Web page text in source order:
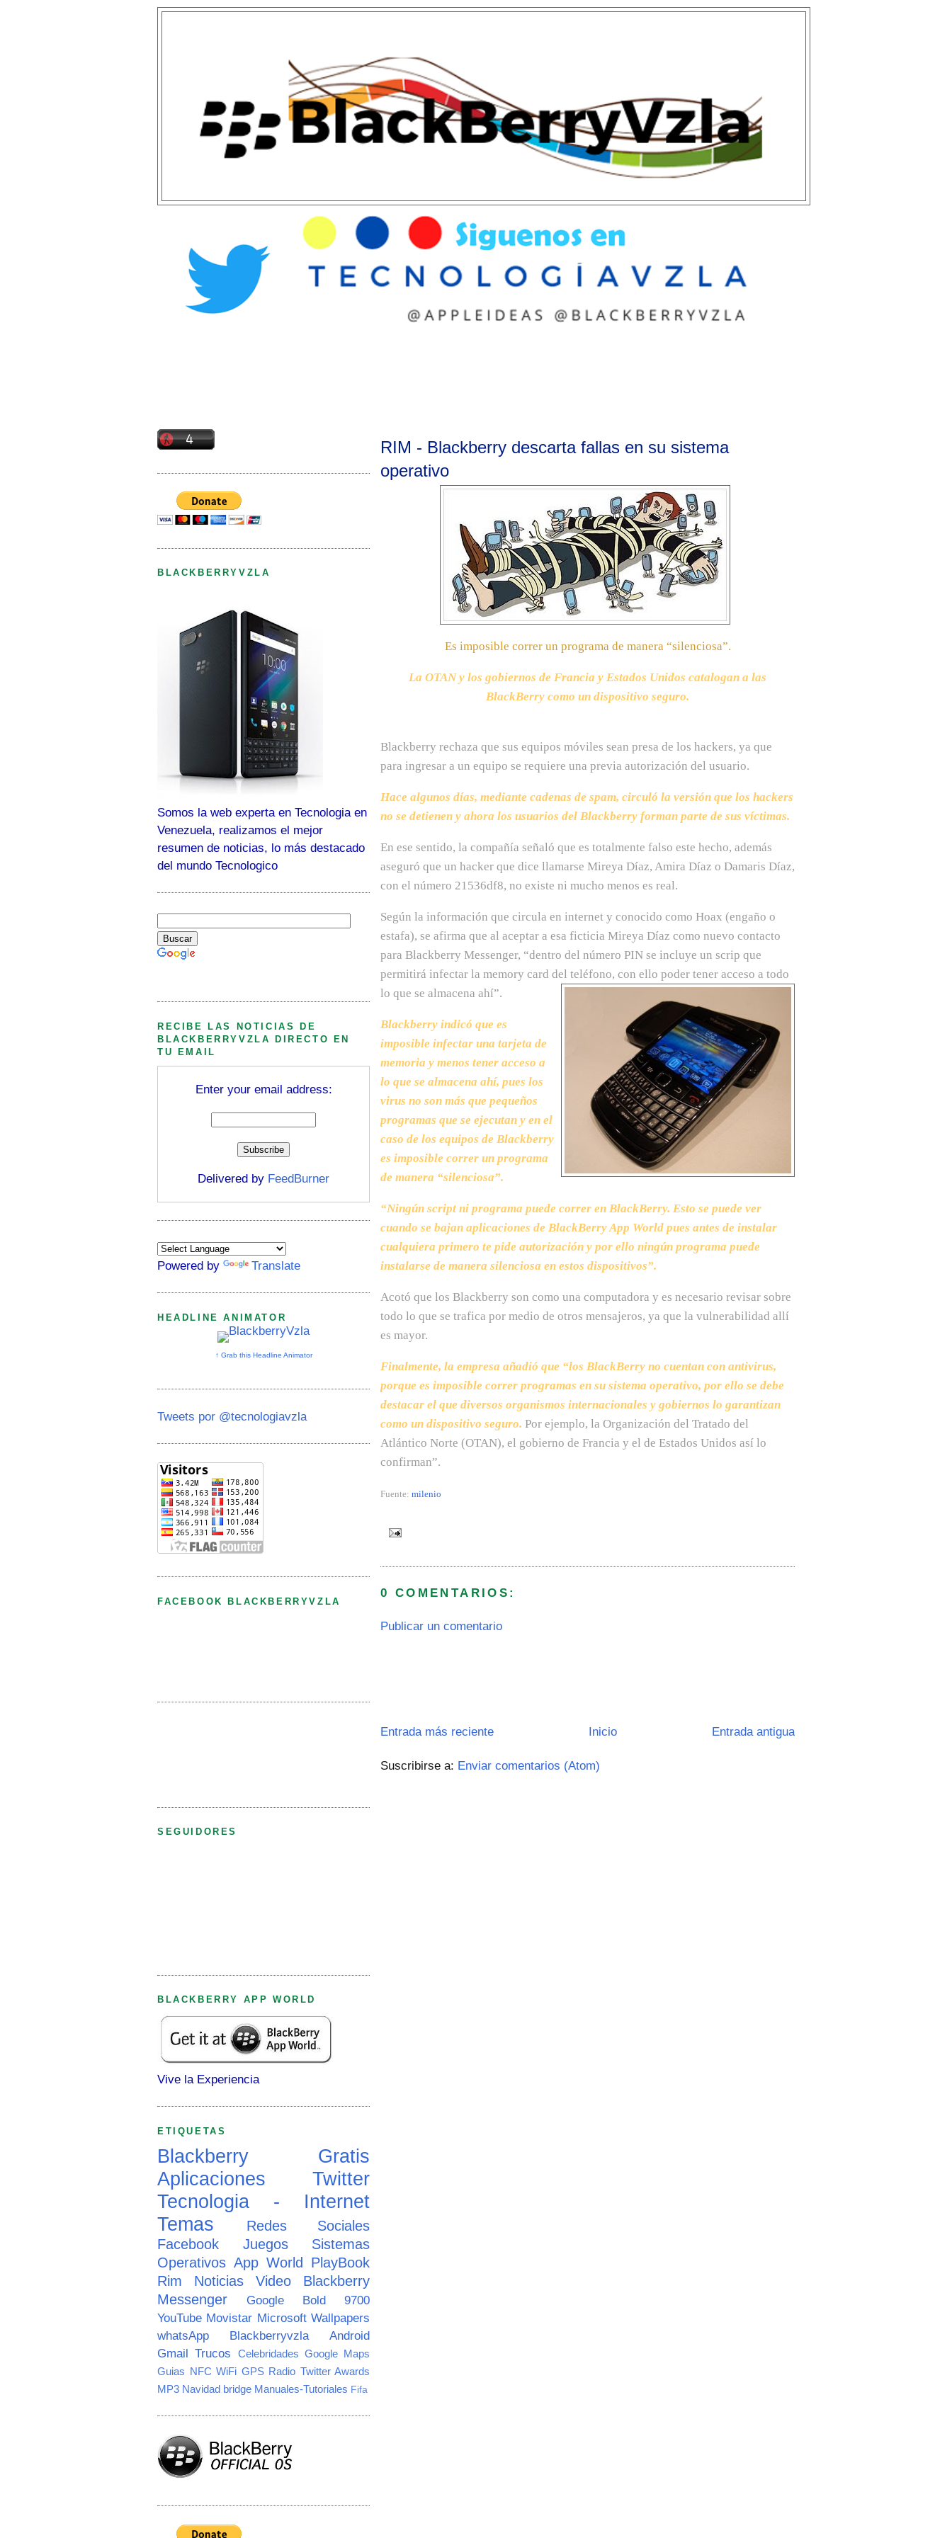
RIM - Blackberry descarta fallas en su sistema
operativo
Es imposible correr un programa de manera “silenciosa”.
La OTAN y los gobiernos de Francia y Estados Unidos catalogan a las
BlackBerry como un dispositivo seguro.
Blackberry rechaza que sus equipos móviles sean presa de los hackers, ya que
para ingresar a un equipo se requiere una previa autorización del usuario.
Hace algunos días, mediante cadenas de spam, circuló la versión que los hackers
no se detienen y ahora los usuarios del Blackberry forman parte de sus víctimas.
En ese sentido, la compañía señaló que es totalmente falso este hecho, además
aseguró que un hacker que dice llamarse Mireya Díaz, Amira Díaz o Damaris Díaz,
con el número 21536df8, no existe ni mucho menos es real.
Según la información que circula en internet y conocido como Hoax (engaño o
estafa), se afirma que al aceptar a esa ficticia Mireya Díaz como nuevo contacto
para Blackberry Messenger, “dentro del número PIN se incluye un scrip que
permitirá infectar la memory card del teléfono, con ello poder tener acceso a todo
lo que se almacena ahí”.
Blackberry indicó que es
imposible infectar una tarjeta de
memoria y menos tener acceso a
lo que se almacena ahí, pues los
virus no son más que pequeños
programas que se ejecutan y en el
caso de los equipos de Blackberry
es imposible correr un programa
de manera “silenciosa”.
“Ningún script ni programa puede correr en BlackBerry. Esto se puede ver
cuando se bajan aplicaciones de BlackBerry App World pues antes de instalar
cualquiera primero te pide autorización y por ello ningún programa puede
instalarse de manera silenciosa en estos dispositivos”.
Acotó que los Blackberry son como una computadora y es necesario revisar sobre
todo lo que se trafica por medio de otros mensajeros, ya que la vulnerabilidad allí
es mayor.
Finalmente, la empresa añadió que “los BlackBerry no cuentan con antivirus,
porque es imposible correr programas en su sistema operativo, por ello se debe
destacar el que diversos organismos internacionales y gobiernos lo garantizan
como un dispositivo seguro. Por ejemplo, la Organización del Tratado del
Atlántico Norte (OTAN), el gobierno de Francia y el de Estados Unidos así lo
confirman”.
Fuente: milenio
0 COMENTARIOS:
Publicar un comentario
Entrada más reciente Entrada antigua
Inicio
Suscribirse a: Enviar comentarios (Atom)
BLACKBERRYVZLA
Somos la web experta en Tecnologia en
Venezuela, realizamos el mejor
resumen de noticias, lo más destacado
del mundo Tecnologico
RECIBE LAS NOTICIAS DE
BLACKBERRYVZLA DIRECTO EN
TU EMAIL
Enter your email address:
Delivered by FeedBurner
Powered by Translate
HEADLINE ANIMATOR
↑ Grab this Headline Animator
Tweets por @tecnologiavzla
FACEBOOK BLACKBERRYVZLA
SEGUIDORES
BLACKBERRY APP WORLD
Vive la Experiencia
ETIQUETAS
Blackberry
Gratis
Aplicaciones
Twitter
Tecnologia - Internet
Temas
Redes Sociales
Facebook
Juegos
Sistemas
Operativos App World PlayBook
Rim
Noticias Video
Blackberry
Messenger
Google
Bold 9700
YouTube Movistar Microsoft Wallpapers
whatsApp
Blackberryvzla
Android
Gmail Trucos Celebridades Google Maps
Guias NFC WiFi GPS Radio Twitter Awards
MP3 Navidad bridge Manuales-Tutoriales Fifa